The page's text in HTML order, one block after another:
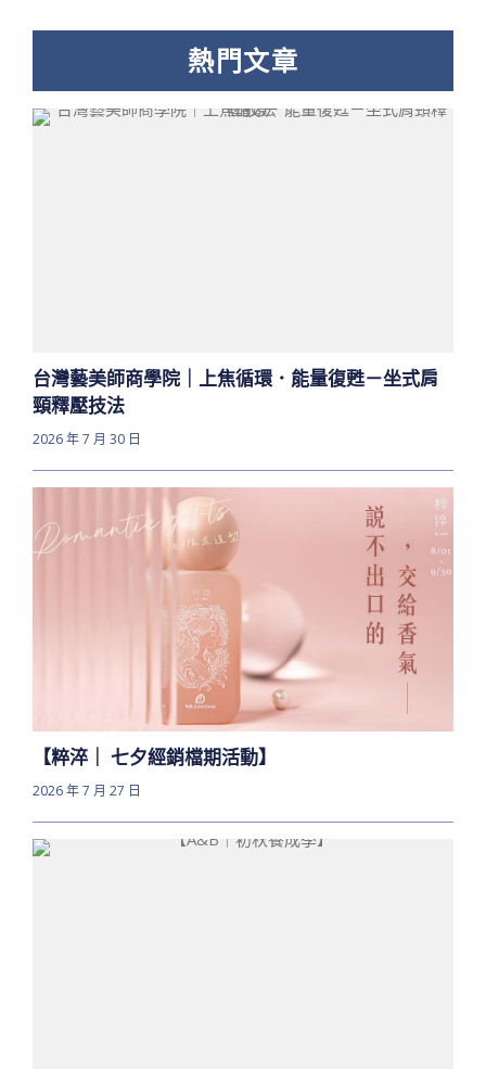
熱門文章
台灣藝美師商學院｜上焦循環．能量復甦－坐式肩
頸釋壓技法
2026 年 7 月 30 日
【粹淬｜ 七夕經銷檔期活動】
2026 年 7 月 27 日